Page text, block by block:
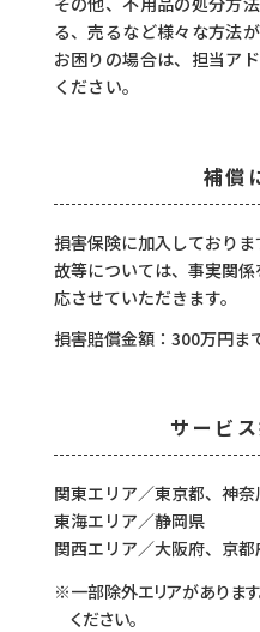
る、売るなど様々な方法が
お困りの場合は、担当ア
ください。
補償
損害保険に加入しており
故等については、事実関
応させていただきます。
損害賠償金額：300万円ま
サービ
関東エリア／東京都、神奈
東海エリア／静岡県
関西エリア／大阪府、京
※一部除外エリアがありま
ください。